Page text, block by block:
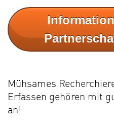
Mühsames
Erfassen gehören mit
an!